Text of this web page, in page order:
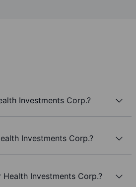
Investments Corp.?
Investments Corp.?
Investments Corp.?